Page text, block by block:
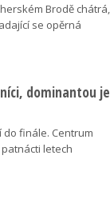
Brodě chátrá,
se opěrná
dominantou je
do finále. Centrum
letech